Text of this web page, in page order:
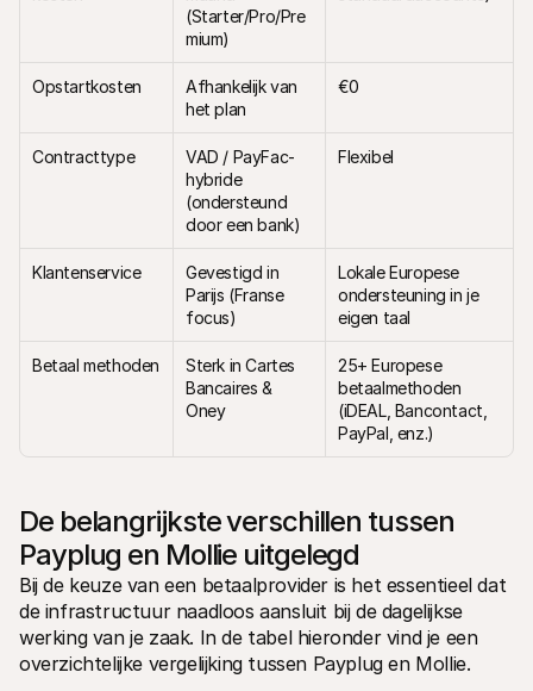
(Starter/Pro/Pre
mium)
Opstartkosten
Afhankelijk van
het plan
€0
Contracttype
VAD / PayFac-
hybride
(ondersteund
door een bank)
Flexibel
Klantenservice
Gevestigd in
Parijs (Franse
focus)
Lokale Europese
ondersteuning in je
eigen taal
Betaal methoden
Sterk in Cartes
Bancaires &
Oney
25+ Europese
betaalmethoden
(iDEAL, Bancontact,
PayPal, enz.)
De belangrijkste verschillen tussen
Payplug en Mollie uitgelegd
Bij de keuze van een betaalprovider is het essentieel dat
de infrastructuur naadloos aansluit bij de dagelijkse
werking van je zaak. In de tabel hieronder vind je een
overzichtelijke vergelijking tussen Payplug en Mollie.